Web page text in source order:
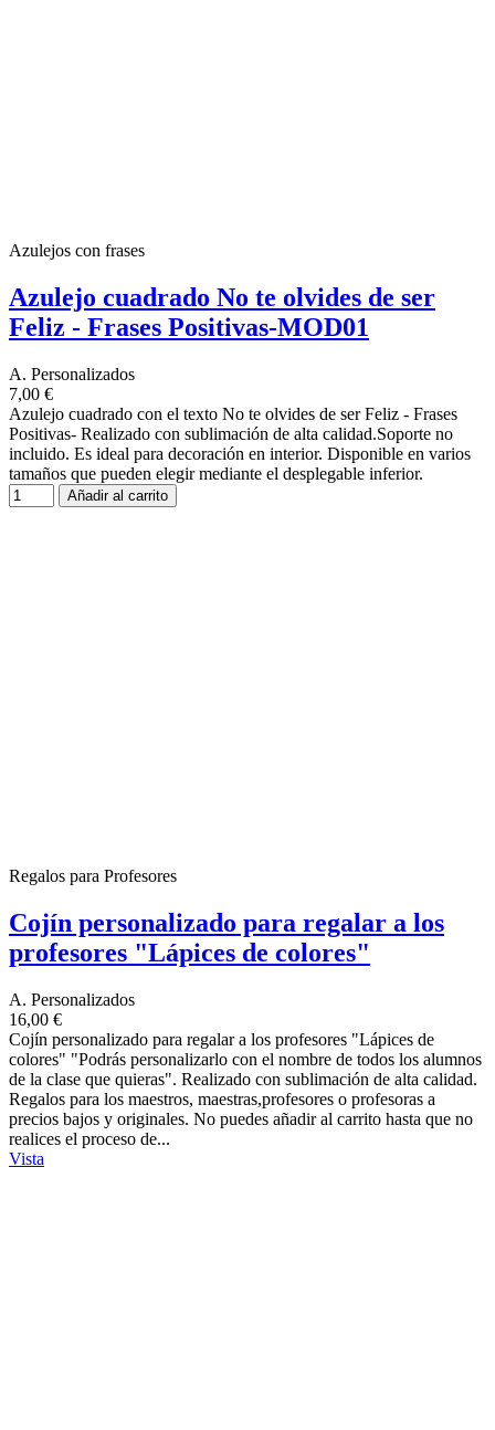
Azulejos con frases
Azulejo cuadrado No te olvides de ser
Feliz - Frases Positivas-MOD01
A. Personalizados
7,00 €
Azulejo cuadrado con el texto No te olvides de ser Feliz - Frases
Positivas- Realizado con sublimación de alta calidad.Soporte no
incluido. Es ideal para decoración en interior. Disponible en varios
tamaños que pueden elegir mediante el desplegable inferior.
Añadir al carrito
Regalos para Profesores
Cojín personalizado para regalar a los
profesores "Lápices de colores"
A. Personalizados
16,00 €
Cojín personalizado para regalar a los profesores "Lápices de
colores" "Podrás personalizarlo con el nombre de todos los alumnos
de la clase que quieras". Realizado con sublimación de alta calidad.
Regalos para los maestros, maestras,profesores o profesoras a
precios bajos y originales. No puedes añadir al carrito hasta que no
realices el proceso de...
Vista